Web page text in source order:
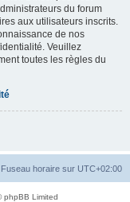
du forum
aux utilisateurs inscrits.
de nos
Veuillez
toutes les règles du
Fuseau horaire sur UTC+02:00
phpBB Limited